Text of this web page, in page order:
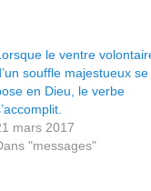
le ventre
souffle majestueux se
en Dieu, le verbe
mars 2017
"messages"